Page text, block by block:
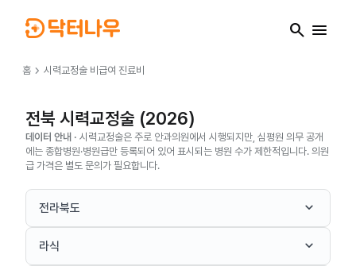
search menu
홈 chevron_right 시력교정술 비급여 진료비
전북 시력교정술 (2026)
데이터 안내 · 시력교정술은 주로 안과의원에서 시행되지만, 심평원 의무 공개
에는 종합병원·병원급만 등록되어 있어 표시되는 병원 수가 제한적입니다. 의원
급 가격은 별도 문의가 필요합니다.
전라북도 keyboard_arrow_down
라식 keyboard_arrow_down